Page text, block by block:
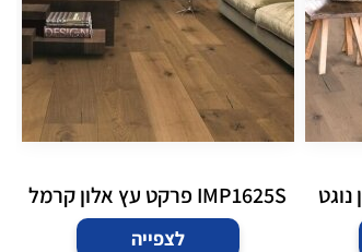
IMP1625S פרקט עץ אלון קרמל
לצפייה